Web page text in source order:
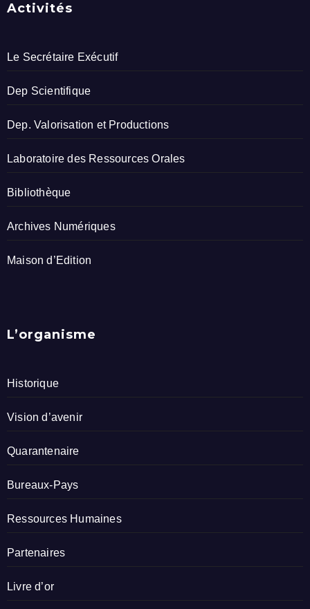
Activités
Le Secrétaire Exécutif
Dep Scientifique
Dep. Valorisation et Productions
Laboratoire des Ressources Orales
Bibliothèque
Archives Numériques
Maison d’Edition
L’organisme
Historique
Vision d’avenir
Quarantenaire
Bureaux-Pays
Ressources Humaines
Partenaires
Livre d’or